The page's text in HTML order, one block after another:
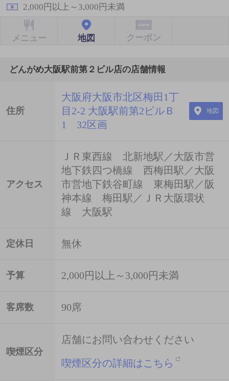
2,000円以上～3,000円未満
メニュー 地図 クーポン
どんがめ大阪駅前第２ビル店の店舗情報
住所
大阪府大阪市北区梅田1丁
目2-2 大阪駅前第2ビルＢ
1 32区画
地図
アクセス
ＪＲ東西線 北新地駅／大阪市営
地下鉄四つ橋線 西梅田駅／大阪
市営地下鉄谷町線 東梅田駅／阪
神本線 梅田駅／ＪＲ大阪環状
線 大阪駅
定休日 無休
予算 2,000円以上～3,000円未満
客席数 90席
喫煙区分
店舗にお問い合わせください
喫煙区分の詳細はこちら